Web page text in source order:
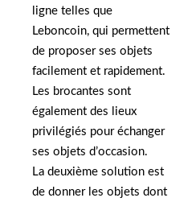
ligne telles que
Leboncoin, qui permettent
de proposer ses objets
facilement et rapidement.
Les brocantes sont
également des lieux
privilégiés pour échanger
ses objets d’occasion.
La deuxième solution est
de donner les objets dont